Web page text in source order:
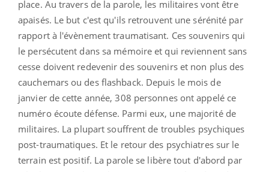
place. Au travers de la parole, les militaires vont être
apaisés. Le but c'est qu'ils retrouvent une sérénité par
rapport à l'évènement traumatisant. Ces souvenirs qui
le persécutent dans sa mémoire et qui reviennent sans
cesse doivent redevenir des souvenirs et non plus des
cauchemars ou des flashback. Depuis le mois de
janvier de cette année, 308 personnes ont appelé ce
numéro écoute défense. Parmi eux, une majorité de
militaires. La plupart souffrent de troubles psychiques
post-traumatiques. Et le retour des psychiatres sur le
terrain est positif. La parole se libère tout d'abord par